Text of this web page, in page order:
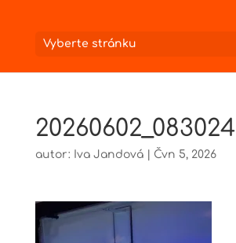
Vyberte stránku
20260602_083024
autor: Iva Jandová| Čvn 5, 2026